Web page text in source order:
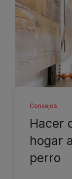
Consejos
Hacer
hogar
perro